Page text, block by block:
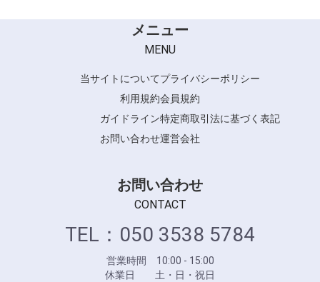
メニュー
MENU
当サイトについてプライバシーポリシー
利用規約会員規約
ガイドライン特定商取引法に基づく表記
お問い合わせ運営会社
お問い合わせ
CONTACT
TEL：050 3538 5784
営業時間 10:00 - 15:00
休業日 土・日・祝日